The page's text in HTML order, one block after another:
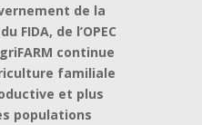
de la
FIDA, de l’OPEC
continue
familiale
et plus
populations